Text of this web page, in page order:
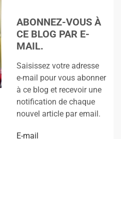
ABONNEZ-VOUS À
CE BLOG PAR E-
MAIL.
Saisissez votre adresse
e-mail pour vous abonner
à ce blog et recevoir une
notification de chaque
nouvel article par email.
E-mail